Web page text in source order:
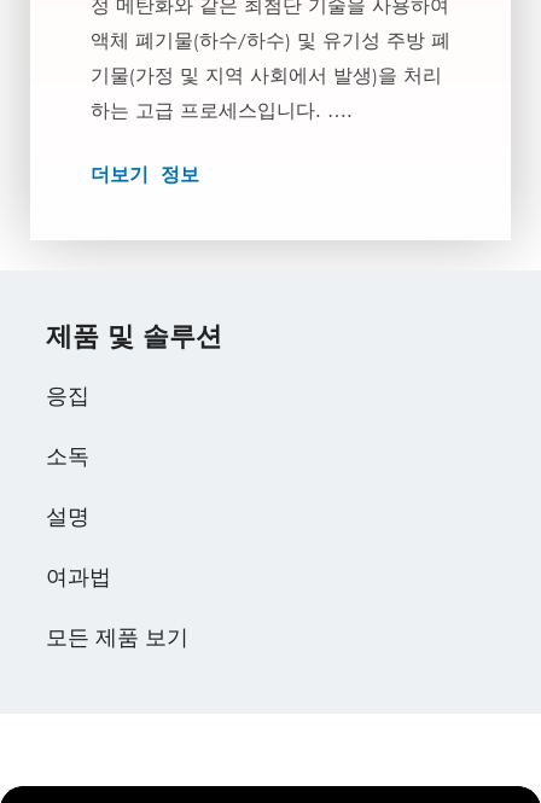
정 메탄화와 같은 최첨단 기술을 사용하여
액체 폐기물(하수/하수) 및 유기성 주방 폐
기물(가정 및 지역 사회에서 발생)을 처리
하는 고급 프로세스입니다. ….
더보기 정보
제품 및 솔루션
응집
소독
설명
여과법
모든 제품 보기